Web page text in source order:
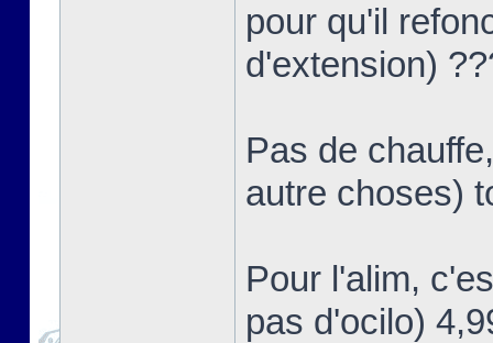
pour qu'il
d'extension)
Pas de
autre choses)
Pour l'alim,
pas d'ocilo)